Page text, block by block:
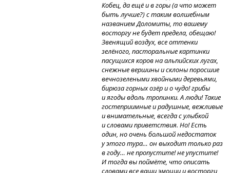
Кобец, да ещё и в горы (а что может
быть лучше?) с таким волшебным
названием Доломиты, то вашему
восторгу не будет предела, обещаю!
Звенящий воздух, все оттенки
зелёного, пасторальные картинки
пасущихся коров на альпийских лугах,
снежные вершины и склоны поросшие
вечнозелеными хвойными деревьями,
бирюза горных озёр и о чудо! грибы
и ягоды вдоль тропинки. А люди! Такие
гостеприимные и радушные, вежливые
и внимательные, всегда с улыбкой
и словами приветствия. Но! Есть
один, но очень большой недостаток
у этого тура… он выходит только раз
в году… не пропустите! не упустите!
И тогда вы поймёте, что описать
словами все ваши эмоции и восторги